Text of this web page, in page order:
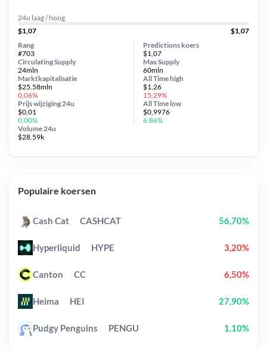
24u laag / hoog
$1,07
$1,07
Predictions koers
$1,07
Circulating Supply
24mln
Prijs wijziging 24u
$0,01
0,00%
Max Supply
60mln
Marktkapitalisatie
$25.58mln
0,06%
Volume 24u
$28.59k
Rang
#703
All Timehigh
$1,26
15,29%
All Time low
$0,9976
6,86%
Populaire koersen
Cash Cat CASHCAT 56,70%
Hyperliquid HYPE 3,20%
Canton CC 6,50%
Heima HEI 27,90%
Pudgy Penguins PENGU 1,10%